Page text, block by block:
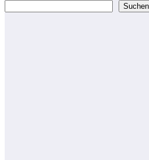
Suchen